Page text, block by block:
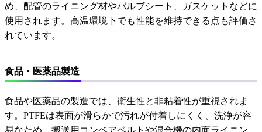
め、配管のライニング材やバルブシート、ガスケットなどに
使用されます。高温環境下でも性能を維持できる点も評価さ
れています。
食品・医薬品製造
食品や医薬品の製造では、衛生性と非粘着性が重視されま
す。PTFEは表面が滑らかで汚れが付着しにくく、洗浄が容